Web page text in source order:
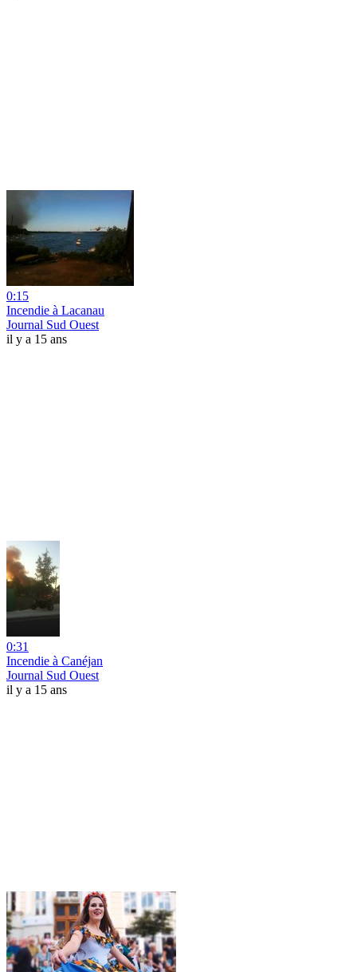
0:15
Incendie à Lacanau
Journal Sud Ouest
il y a 15 ans
0:31
Incendie à Canéjan
Journal Sud Ouest
il y a 15 ans